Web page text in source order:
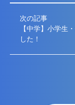
次の記事
【中学】小学生
した！